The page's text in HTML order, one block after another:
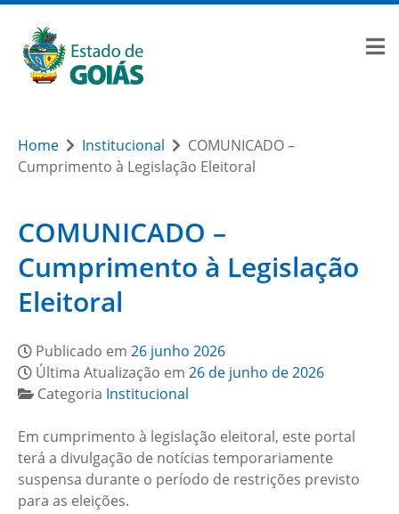
Home Institucional
COMUNICADO –
Cumprimento à Legislação Eleitoral
COMUNICADO –
Cumprimento à Legislação
Eleitoral
Publicado em 26 junho 2026
Última Atualização em 26 de junho de 2026
Categoria Institucional
Em cumprimento à legislação eleitoral, este portal
terá a divulgação de notícias temporariamente
suspensa durante o período de restrições previsto
para as eleições.